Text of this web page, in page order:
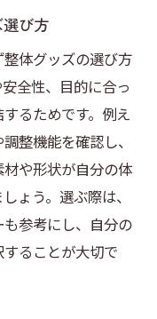
び方
体グッズの選び方
全性、目的に合っ
るためです。例え
整機能を確認し、
や形状が自分の体
ょう。選ぶ際は、
参考にし、自分の
ることが大切で